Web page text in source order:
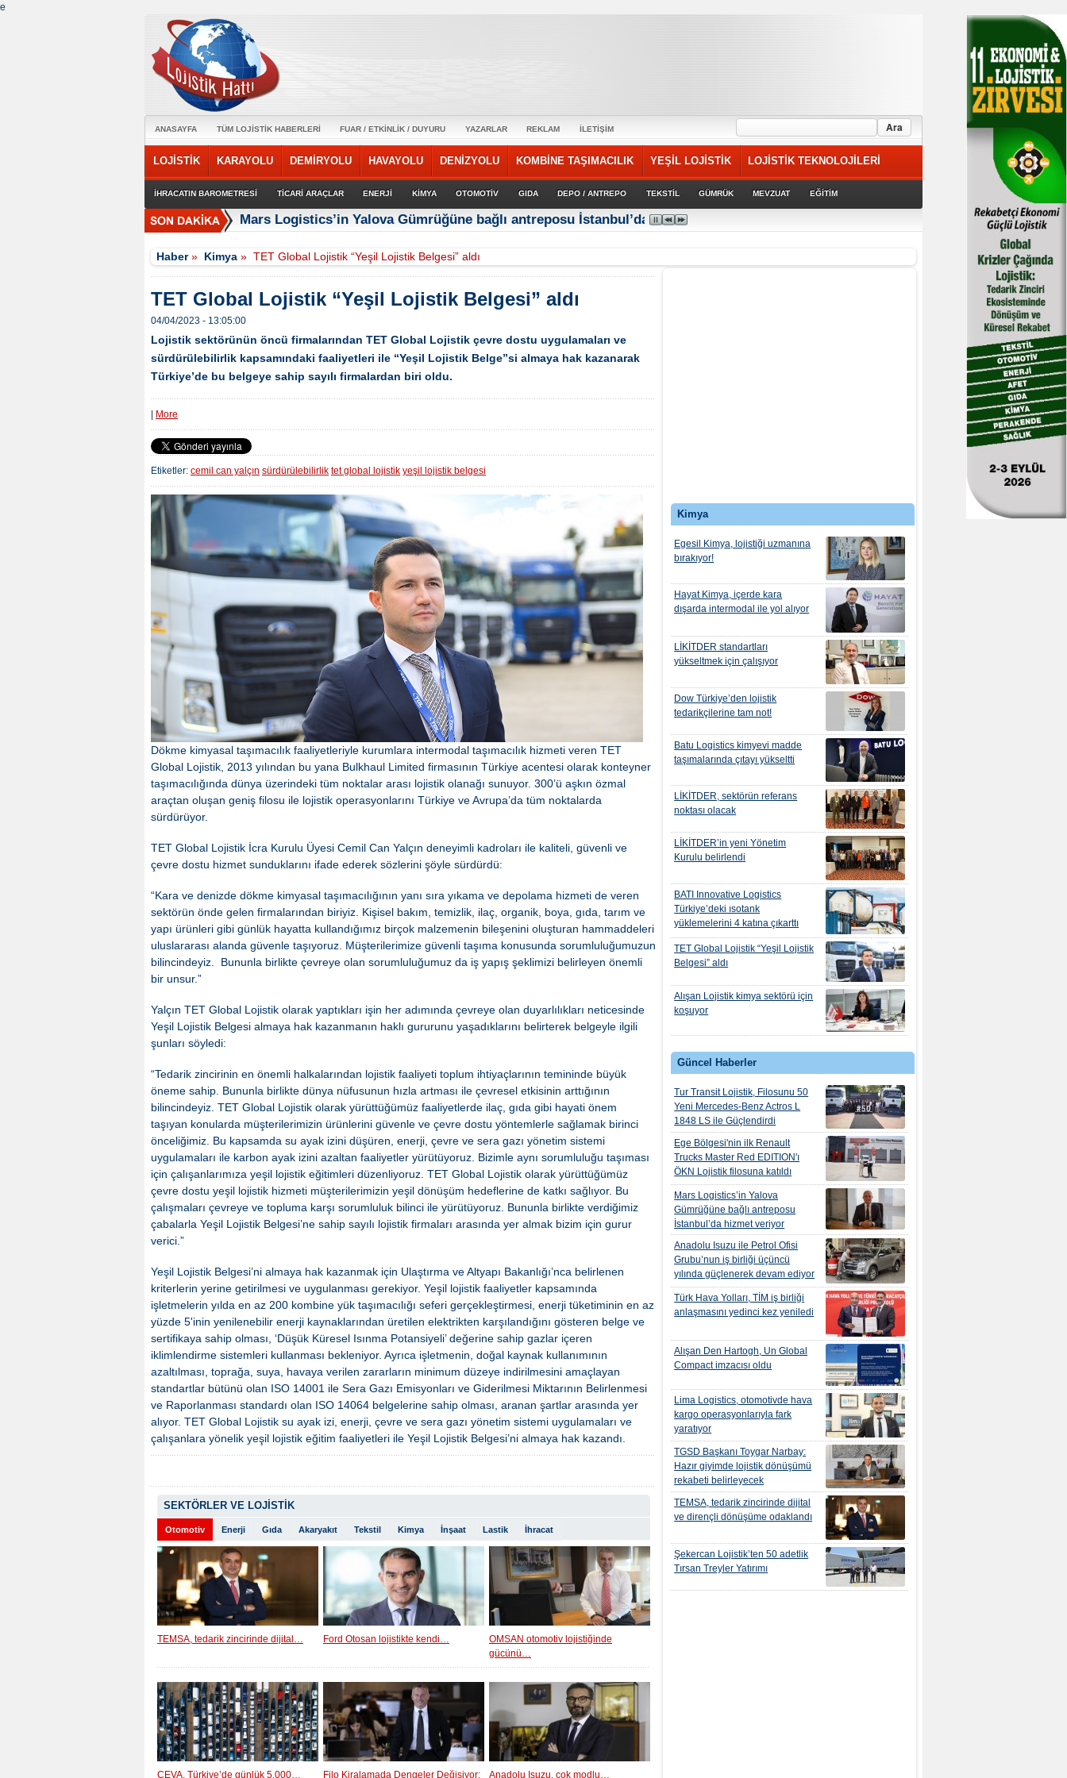
e
ANASAYFA TÜM LOJİSTİK HABERLERİ FUAR / ETKİNLİK / DUYURU YAZARLAR REKLAM İLETİŞİM
LOJİSTİK KARAYOLU DEMİRYOLU HAVAYOLU DENİZYOLU KOMBİNE TAŞIMACILIK YEŞİL LOJİSTİK LOJİSTİK TEKNOLOJİLERİ
İHRACATIN BAROMETRESİ TİCARİ ARAÇLAR ENERJİ KİMYA OTOMOTİV GIDA DEPO / ANTREPO TEKSTİL GÜMRÜK MEVZUAT EĞİTİM
Mars Logistics’in Yalova Gümrüğüne bağlı antreposu İstanbul’da hizmet veriyor
Haber» Kimya »TET Global Lojistik “Yeşil Lojistik Belgesi” aldı
Kimya
Egesil Kimya, lojistiği uzmanına
bırakıyor!
Hayat Kimya, içerde kara
dışarda intermodal ile yol alıyor
LİKİTDER standartları
yükseltmek için çalışıyor
Dow Türkiye’den lojistik
tedarikçilerine tam not!
Batu Logistics kimyevi madde
taşımalarında çıtayı yükseltti
LİKİTDER, sektörün referans
noktası olacak
LİKİTDER’in yeni Yönetim
Kurulu belirlendi
BATI Innovative Logistics
Türkiye’deki ısotank
yüklemelerini 4 katına çıkarttı
TET Global Lojistik “Yeşil Lojistik
Belgesi” aldı
Alışan Lojistik kimya sektörü için
koşuyor
Güncel Haberler
Tur Transit Lojistik, Filosunu 50
Yeni Mercedes-Benz Actros L
1848 LS ile Güçlendirdi
Ege Bölgesi'nin ilk Renault
Trucks Master Red EDITION'ı
ÖKN Lojistik filosuna katıldı
Mars Logistics’in Yalova
Gümrüğüne bağlı antreposu
İstanbul’da hizmet veriyor
Anadolu Isuzu ile Petrol Ofisi
Grubu’nun iş birliği üçüncü
yılında güçlenerek devam ediyor
Türk Hava Yolları, TİM iş birliği
anlaşmasını yedinci kez yeniledi
Alışan Den Hartogh, Un Global
Compact imzacısı oldu
Lima Logistics, otomotivde hava
kargo operasyonlarıyla fark
yaratıyor
TGSD Başkanı Toygar Narbay:
Hazır giyimde lojistik dönüşümü
rekabeti belirleyecek
TEMSA, tedarik zincirinde dijital
ve dirençli dönüşüme odaklandı
Şekercan Lojistik’ten 50 adetlik
Tırsan Treyler Yatırımı
TET Global Lojistik “Yeşil Lojistik Belgesi” aldı
04/04/2023 - 13:05:00
Lojistik sektörünün öncü firmalarından TET Global Lojistik çevre dostu uygulamaları ve
sürdürülebilirlik kapsamındaki faaliyetleri ile “Yeşil Lojistik Belge”si almaya hak kazanarak
Türkiye’de bu belgeye sahip sayılı firmalardan biri oldu.
More
Etiketler: cemil can yalçın sürdürülebilirlik tet global lojistik yeşil lojistik belgesi
Dökme kimyasal taşımacılık faaliyetleriyle kurumlara intermodal taşımacılık hizmeti veren TET
Global Lojistik, 2013 yılından bu yana Bulkhaul Limited firmasının Türkiye acentesi olarak konteyner
taşımacılığında dünya üzerindeki tüm noktalar arası lojistik olanağı sunuyor. 300’ü aşkın özmal
araçtan oluşan geniş filosu ile lojistik operasyonlarını Türkiye ve Avrupa’da tüm noktalarda
sürdürüyor.
TET Global Lojistik İcra Kurulu Üyesi Cemil Can Yalçın deneyimli kadroları ile kaliteli, güvenli ve
çevre dostu hizmet sunduklarını ifade ederek sözlerini şöyle sürdürdü:
“Kara ve denizde dökme kimyasal taşımacılığının yanı sıra yıkama ve depolama hizmeti de veren
sektörün önde gelen firmalarından biriyiz. Kişisel bakım, temizlik, ilaç, organik, boya, gıda, tarım ve
yapı ürünleri gibi günlük hayatta kullandığımız birçok malzemenin bileşenini oluşturan hammaddeleri
uluslararası alanda güvenle taşıyoruz. Müşterilerimize güvenli taşıma konusunda sorumluluğumuzun
bilincindeyiz. Bununla birlikte çevreye olan sorumluluğumuz da iş yapış şeklimizi belirleyen önemli
bir unsur.”
Yalçın TET Global Lojistik olarak yaptıkları işin her adımında çevreye olan duyarlılıkları neticesinde
Yeşil Lojistik Belgesi almaya hak kazanmanın haklı gururunu yaşadıklarını belirterek belgeyle ilgili
şunları söyledi:
“Tedarik zincirinin en önemli halkalarından lojistik faaliyeti toplum ihtiyaçlarının temininde büyük
öneme sahip. Bununla birlikte dünya nüfusunun hızla artması ile çevresel etkisinin arttığının
bilincindeyiz. TET Global Lojistik olarak yürüttüğümüz faaliyetlerde ilaç, gıda gibi hayati önem
taşıyan konularda müşterilerimizin ürünlerini güvenle ve çevre dostu yöntemlerle sağlamak birinci
önceliğimiz. Bu kapsamda su ayak izini düşüren, enerji, çevre ve sera gazı yönetim sistemi
uygulamaları ile karbon ayak izini azaltan faaliyetler yürütüyoruz. Bizimle aynı sorumluluğu taşıması
için çalışanlarımıza yeşil lojistik eğitimleri düzenliyoruz. TET Global Lojistik olarak yürüttüğümüz
çevre dostu yeşil lojistik hizmeti müşterilerimizin yeşil dönüşüm hedeflerine de katkı sağlıyor. Bu
çalışmaları çevreye ve topluma karşı sorumluluk bilinci ile yürütüyoruz. Bununla birlikte verdiğimiz
çabalarla Yeşil Lojistik Belgesi’ne sahip sayılı lojistik firmaları arasında yer almak bizim için gurur
verici.”
Yeşil Lojistik Belgesi’ni almaya hak kazanmak için Ulaştırma ve Altyapı Bakanlığı’nca belirlenen
kriterlerin yerine getirilmesi ve uygulanması gerekiyor. Yeşil lojistik faaliyetler kapsamında
işletmelerin yılda en az 200 kombine yük taşımacılığı seferi gerçekleştirmesi, enerji tüketiminin en az
yüzde 5'inin yenilenebilir enerji kaynaklarından üretilen elektrikten karşılandığını gösteren belge ve
sertifikaya sahip olması, ‘Düşük Küresel Isınma Potansiyeli’ değerine sahip gazlar içeren
iklimlendirme sistemleri kullanması bekleniyor. Ayrıca işletmenin, doğal kaynak kullanımının
azaltılması, toprağa, suya, havaya verilen zararların minimum düzeye indirilmesini amaçlayan
standartlar bütünü olan ISO 14001 ile Sera Gazı Emisyonları ve Giderilmesi Miktarının Belirlenmesi
ve Raporlanması standardı olan ISO 14064 belgelerine sahip olması, aranan şartlar arasında yer
alıyor. TET Global Lojistik su ayak izi, enerji, çevre ve sera gazı yönetim sistemi uygulamaları ve
çalışanlara yönelik yeşil lojistik eğitim faaliyetleri ile Yeşil Lojistik Belgesi’ni almaya hak kazandı.
SEKTÖRLER VE LOJİSTİK
Otomotiv Enerji Gıda Akaryakıt Tekstil Kimya İnşaat Lastik İhracat
TEMSA, tedarik zincirinde dijital… Ford Otosan lojistikte kendi…
OMSAN otomotiv lojistiğinde
gücünü…
CEVA, Türkiye’de günlük 5.000… Filo Kiralamada Dengeler Değişiyor: Anadolu Isuzu, çok modlu…